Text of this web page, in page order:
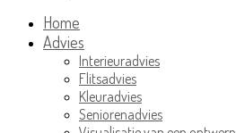
Home
Advies
Interieuradvies
Flitsadvies
Kleuradvies
Seniorenadvies